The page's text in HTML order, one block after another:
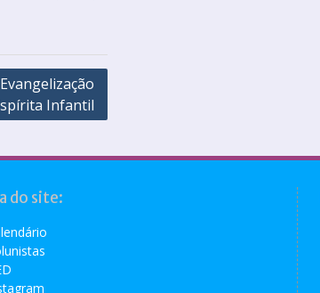
Infantil
do site: